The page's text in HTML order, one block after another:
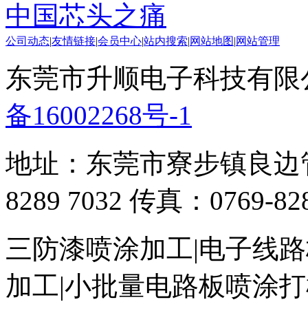
中国芯头之痛
公司动态友情链接会员中心站内搜索 网站地图 网站管理
东莞市升顺电子科技有
备16002268号-1
地址：东莞市寮步镇良
8289 7032 传真：0769-
三防漆喷涂加工|电子线
加工|小批量电路板喷涂